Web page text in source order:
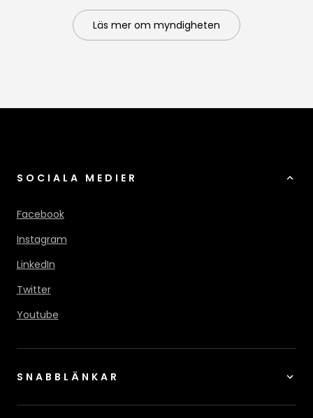
Läs mer om myndigheten
SOCIALA MEDIER
Facebook
Instagram
LinkedIn
Twitter
Youtube
SNABBLÄNKAR